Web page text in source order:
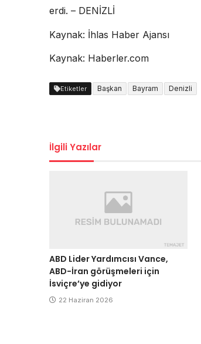
erdi. – DENİZLİ
Kaynak: İhlas Haber Ajansı
Kaynak: Haberler.com
Etiketler Başkan Bayram Denizli
İlgili Yazılar
ABD Lider Yardımcısı Vance,
ABD-İran görüşmeleri için
İsviçre’ye gidiyor
22 Haziran 2026